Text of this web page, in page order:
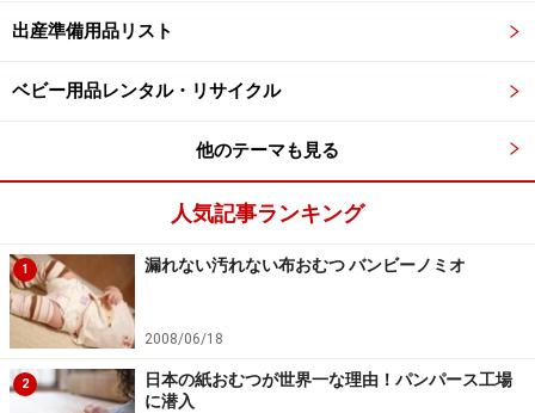
出産準備用品リスト
ベビー用品レンタル・リサイクル
他のテーマも見る
人気記事ランキング
1 漏れない汚れない布おむつ バンビーノミオ
2008/06/18
2
日本の紙おむつが世界一な理由！パンパース工場
に潜入